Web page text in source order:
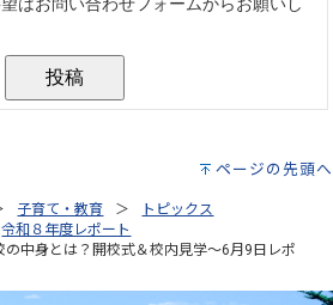
ページの先頭へ
子育て・教育
トピックス
令和８年度レポート
の中身とは？開校式＆校内見学～6月9日レポ